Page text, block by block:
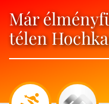
Már
télen